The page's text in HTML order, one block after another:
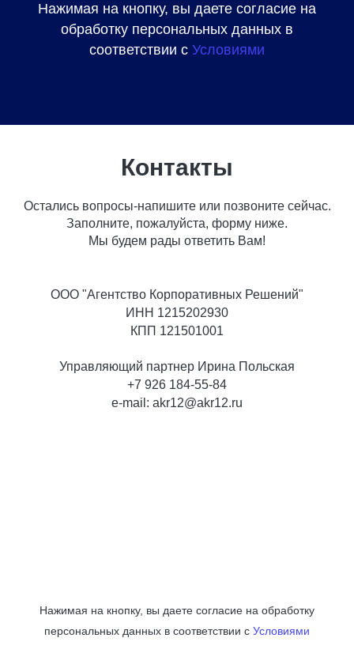
Нажимая на кнопку, вы даете согласие на
обработку персональных данных в
соответствии с Условиями
Контакты
Остались вопросы-напишите или позвоните сейчас.
Заполните, пожалуйста, форму ниже.
Мы будем рады ответить Вам!
ООО "Агентство Корпоративных Решений"
ИНН 1215202930
КПП 121501001
Управляющий партнер Ирина Польская
+7 926 184-55-84
e-mail: akr12@akr12.ru
Нажимая на кнопку, вы даете согласие на обработку
персональных данных в соответствии с Условиями